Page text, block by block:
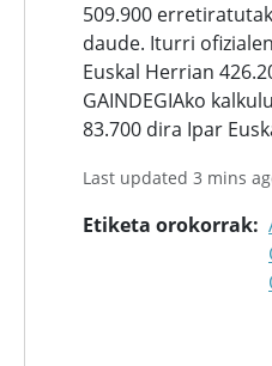
509.900
daude. Iturri
Euskal Herrian
GAINDEGIAko
83.700 dira Ipar
Last updated 3 mins
Etiketa orokorrak